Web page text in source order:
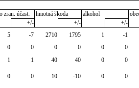
zran. účast. hmotná škoda alkohol
+/- +/- +/-
5 -7 2710 1795 1 -1
0 0 0 0 0 0
1 1 40 40 0 0
0 0 10 -10 0 0